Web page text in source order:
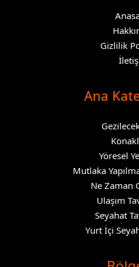
Gizlilik
Ana
Yöresel
Mutlaka
Ne Zaman
Ulaşım
Seyahat
Yurt İçi